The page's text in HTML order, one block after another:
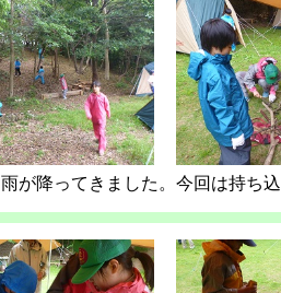
雨が降ってきました。今回は持ち